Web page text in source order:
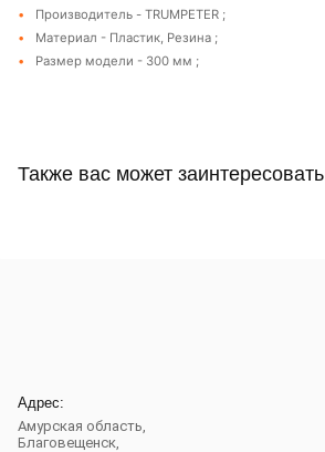
Производитель - TRUMPETER ;
Материал - Пластик, Резина ;
Размер модели - 300 мм ;
Также вас может заинтересовать
Адрес:
Амурская область,
Благовещенск,